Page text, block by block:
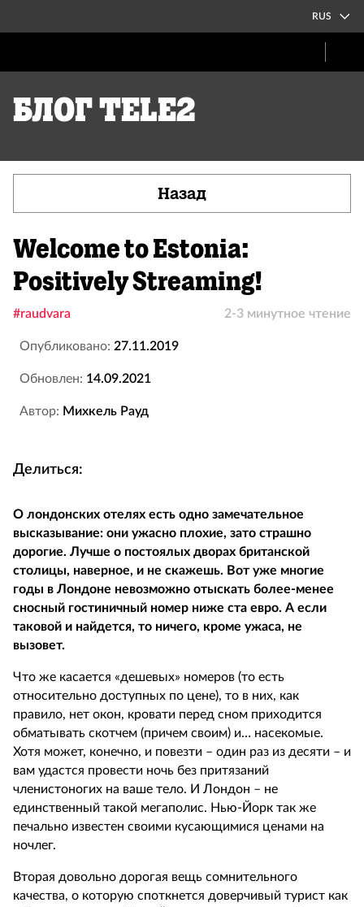
RUS
Блог Tele2
Назад
Welcome to Estonia:
Positively Streaming!
#raudvara 2-3 минутное чтение
Опубликовано: 27.11.2019
Обновлен: 14.09.2021
Автор: Михкель Рауд
Делиться:
О лондонских отелях есть одно замечательное
высказывание: они ужасно плохие, зато страшно
дорогие. Лучше о постоялых дворах британской
столицы, наверное, и не скажешь. Вот уже многие
годы в Лондоне невозможно отыскать более-менее
сносный гостиничный номер ниже ста евро. А если
таковой и найдется, то ничего, кроме ужаса, не
вызовет.
Что же касается «дешевых» номеров (то есть
относительно доступных по цене), то в них, как
правило, нет окон, кровати перед сном приходится
обматывать скотчем (причем своим) и… насекомые.
Хотя может, конечно, и повезти – один раз из десяти – и
вам удастся провести ночь без притязаний
членистоногих на ваше тело. И Лондон – не
единственный такой мегаполис. Нью-Йорк так же
печально известен своими кусающимися ценами на
ночлег.
Вторая довольно дорогая вещь сомнительного
качества, о которую споткнется доверчивый турист как